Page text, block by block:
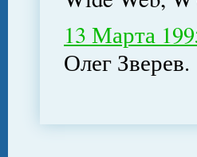
13 Марта
Олег Зверев.